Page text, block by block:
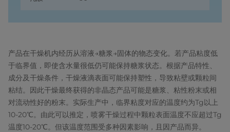
产品在干燥机内经历从溶液→糖浆→固体的物态变化。若产品粘度低
于临界值，即使含水量很低仍可能保持糖浆状态。根据产品特性、
成分及干燥条件，干燥液滴表面可能保持塑性，导致粘壁或颗粒间
粘结。因此干燥最终获得的非晶态产品可能是糖浆、粘性粉末或相
对流动性好的粉末。实际生产中，临界粘度对应的温度约为Tg以上
10-20℃。由此可以推定，喷雾干燥过程中颗粒表面温度不应超过Tg
温度10-20℃。但该温度范围受多种因素影响，且因产品而异。